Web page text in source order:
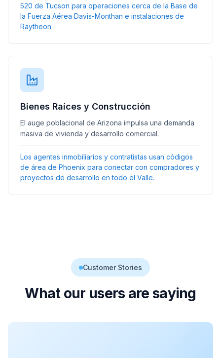
520 de Tucson para operaciones cerca de la Base de
la Fuerza Aérea Davis-Monthan e instalaciones de
Raytheon.
Bienes Raíces y Construcción
El auge poblacional de Arizona impulsa una demanda
masiva de vivienda y desarrollo comercial.
Los agentes inmobiliarios y contratistas usan códigos
de área de Phoenix para conectar con compradores y
proyectos de desarrollo en todo el Valle.
Customer Stories
What our users are saying